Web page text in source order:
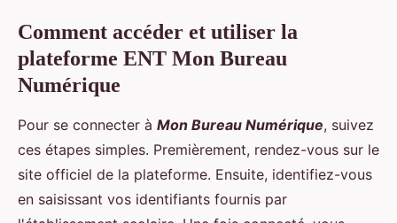
Comment accéder et utiliser la
plateforme ENT Mon Bureau
Numérique
Pour se connecter à Mon Bureau Numérique, suivez
ces étapes simples. Premièrement, rendez-vous sur le
site officiel de la plateforme. Ensuite, identifiez-vous
en saisissant vos identifiants fournis par